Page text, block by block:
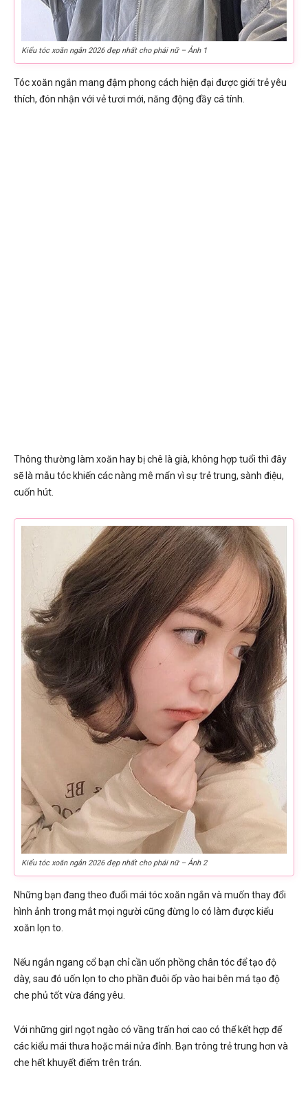
Kiểu tóc xoăn ngắn 2026 đẹp nhất cho phái nữ – Ảnh 1
Tóc xoăn ngắn mang đậm phong cách hiện đại được giới trẻ yêu
thích, đón nhận với vẻ tươi mới, năng động đầy cá tính.
Thông thường làm xoăn hay bị chê là già, không hợp tuổi thì đây
sẽ là mẫu tóc khiến các nàng mê mẩn vì sự trẻ trung, sành điệu,
cuốn hút.
Kiểu tóc xoăn ngắn 2026 đẹp nhất cho phái nữ – Ảnh 2
Những bạn đang theo đuổi mái tóc xoăn ngắn và muốn thay đổi
hình ảnh trong mắt mọi người cũng đừng lo có làm được kiểu
xoăn lọn to.
Nếu ngắn ngang cổ bạn chỉ cần uốn phồng chân tóc để tạo độ
dày, sau đó uốn lọn to cho phần đuôi ốp vào hai bên má tạo độ
che phủ tốt vừa đáng yêu.
Với những girl ngọt ngào có vầng trấn hơi cao có thể kết hợp để
các kiểu mái thưa hoặc mái nửa đỉnh. Bạn trông trẻ trung hơn và
che hết khuyết điểm trên trán.